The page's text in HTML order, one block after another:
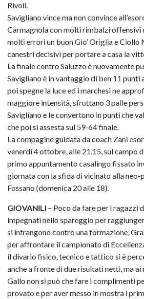
Rivoli.
Savigliano vince ma non convince
Carmagnola con molti rimbalzi offensivi
molti errori un buon Gio’ Origlia e
canestri decisivi per portare a casa la
La finale contro Saluzzo è nuovamente
Savigliano è in vantaggio di ben 11 punti
poi spegne la luce ed i marchesi ne
maggiore intensità, sfruttano 3 palle
Savigliano e le convertono in punti che
che poi si assesta sul 59-64 finale.
La compagine guidata da coach Zani
venerdì 4 ottobre, alle 21.15, sul campo
primo appuntamento casalingo fissato
giornata con la sfida di vicinato alla neo-
Fossano (domenica 20 alle 18).
GIOVANILI – Poco da fare per i ragazzi
impegnati nello spareggio per
si infrangono contro una formazione,
per affrontare il campionato di
il divario fisico, tecnico e tattico si è
anche a fronte di due risultati netti, ma ai
Gallo non si può che fare i complimenti
provato e per aver messo in mostra i